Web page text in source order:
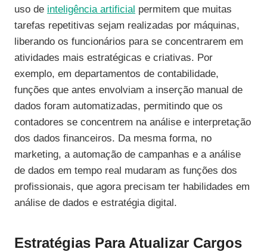
uso de inteligência artificial permitem que muitas
tarefas repetitivas sejam realizadas por máquinas,
liberando os funcionários para se concentrarem em
atividades mais estratégicas e criativas. Por
exemplo, em departamentos de contabilidade,
funções que antes envolviam a inserção manual de
dados foram automatizadas, permitindo que os
contadores se concentrem na análise e interpretação
dos dados financeiros. Da mesma forma, no
marketing, a automação de campanhas e a análise
de dados em tempo real mudaram as funções dos
profissionais, que agora precisam ter habilidades em
análise de dados e estratégia digital.
Estratégias Para Atualizar Cargos